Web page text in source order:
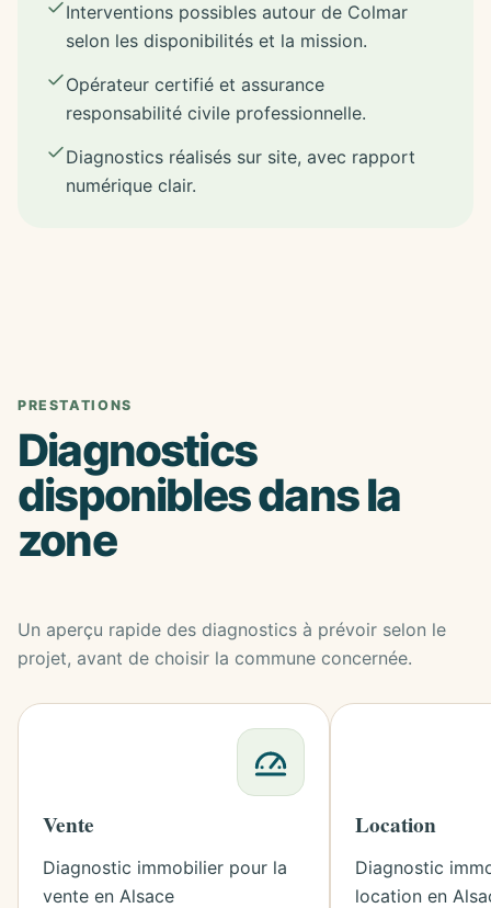
Interventions possibles autour de Colmar
selon les disponibilités et la mission.
Opérateur certifié et assurance
responsabilité civile professionnelle.
Diagnostics réalisés sur site, avec rapport
numérique clair.
PRESTATIONS
Diagnostics
disponibles dans la
zone
Un aperçu rapide des diagnostics à prévoir selon le
projet, avant de choisir la commune concernée.
Vente
Diagnostic immobilier pour la
vente en Alsace
Location
Diagnostic
location en